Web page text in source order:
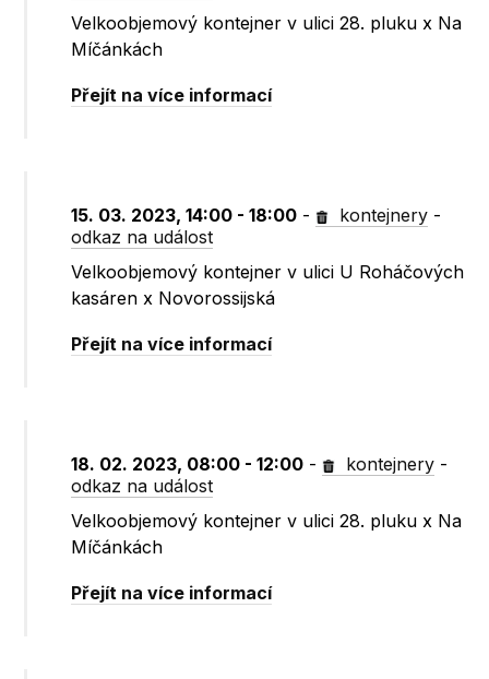
Velkoobjemový kontejner v ulici 28. pluku x Na
Míčánkách
Přejít na více informací
15. 03. 2023, 14:00 - 18:00 - kontejnery -
odkaz na událost
Velkoobjemový kontejner v ulici U Roháčových
kasáren x Novorossijská
Přejít na více informací
18. 02. 2023, 08:00 - 12:00 - kontejnery -
odkaz na událost
Velkoobjemový kontejner v ulici 28. pluku x Na
Míčánkách
Přejít na více informací